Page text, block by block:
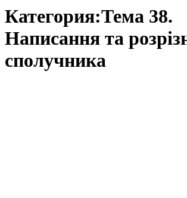
Категория:Тема 38.
Написання та
сполучника